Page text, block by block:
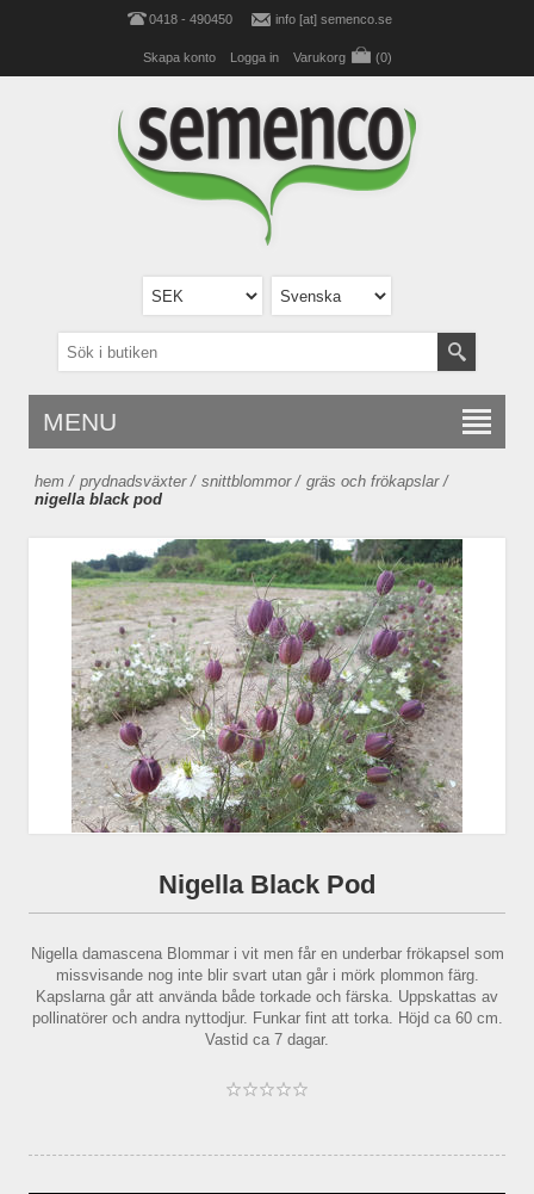
0418 - 490450 info [at] semenco.se
Skapa konto Logga in Varukorg (0)
MENU
hem / prydnadsväxter / snittblommor / gräs och frökapslar /
nigella black pod
Nigella Black Pod
Nigella damascena Blommar i vit men får en underbar frökapsel som
missvisande nog inte blir svart utan går i mörk plommon färg.
Kapslarna går att använda både torkade och färska. Uppskattas av
pollinatörer och andra nyttodjur. Funkar fint att torka. Höjd ca 60 cm.
Vastid ca 7 dagar.